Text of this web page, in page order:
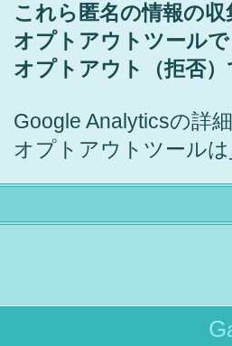
これら匿名の情報の
オプトアウトツールで
オプトアウト（拒否
Google Analyticsの詳
オプトアウトツールは
G